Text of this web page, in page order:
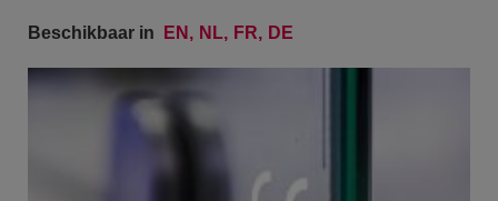
Beschikbaar in EN NL FR DE